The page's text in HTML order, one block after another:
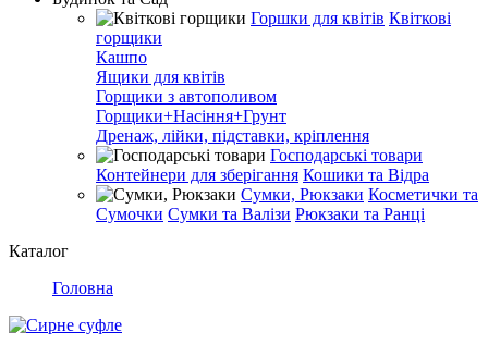
Горшки для квітів Квіткові
горщики
Кашпо
Ящики для квітів
Горщики з автополивом
Горщики+Насіння+Грунт
Дренаж, лійки, підставки, кріплення
Господарські товари
Контейнери для зберігання Кошики та Відра
Сумки, Рюкзаки Косметички та
Сумочки Сумки та Валізи Рюкзаки та Ранці
Каталог
Головна